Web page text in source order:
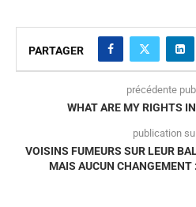
PARTAGER
précédente
WHAT ARE MY RIGHTS
publication
VOISINS FUMEURS SUR LEUR
MAIS AUCUN CHANGEMENT